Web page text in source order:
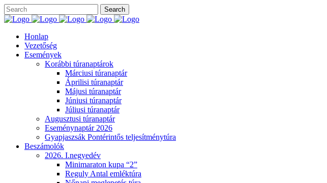
Honlap
Vezetőség
Események
Korábbi túranaptárok
Márciusi túranaptár
Áprilisi túranaptár
Májusi túranaptár
Júniusi túranaptár
Júliusi túranaptár
Augusztusi túranaptár
Eseménynaptár 2026
Gyapjaszsák Pontérintős teljesítménytúra
Beszámolók
2026. I.negyedév
Minimaraton kupa “2”
Reguly Antal emléktúra